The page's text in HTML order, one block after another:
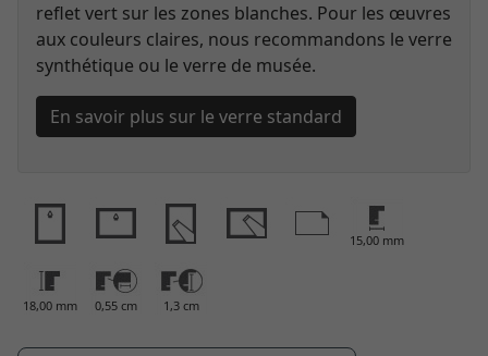
reflet vert sur les zones blanches. Pour les œuvres
aux couleurs claires, nous recommandons le verre
synthétique ou le verre de musée.
En savoir plus sur le verre standard
15,00 mm
18,00 mm 0,55 cm 1,3 cm